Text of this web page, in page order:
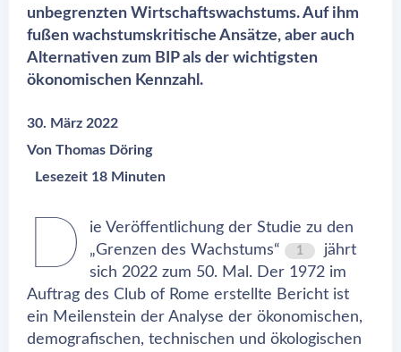
unbegrenzten Wirtschaftswachstums. Auf ihm
fußen wachstumskritische Ansätze, aber auch
Alternativen zum BIP als der wichtigsten
ökonomischen Kennzahl.
30. März 2022
Von Thomas Döring
Lesezeit 18 Minuten
D
ie Veröffentlichung der Studie zu den
„Grenzen des Wachstums“
1
jährt
sich 2022 zum 50. Mal. Der 1972 im
Auftrag des Club of Rome erstellte Bericht ist
ein Meilenstein der Analyse der ökonomischen,
demografischen, technischen und ökologischen